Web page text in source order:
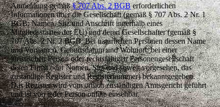
Anmeldung gemäß§ 707 Abs. 2 BGBerforderlichen
Informationen über die Gesellschaft (gemäß § 707 Abs. 2 Nr. 1
BGB: Namen, Sitz und Anschrift innerhalb eines
Mitgliedsstaates der EU) und deren Gesellschafter (gemäß §
707 Abs. 2 Nr. 2 BGB: Bei natürlichen Personen dessen Name
und Vornamen, Geburtsdatum und Wohnort; bei einer
juristischen Person oder rechtsfähigen Personengesellschaft
deren Firma oder Namen, Sitz und soweit vorgesehen, das
zuständige Register und Registernummer) bekanntgegeben.
Das Register wird vom örtlich zuständigen Amtsgericht geführt
und ist von jeder Person online einsehbar.